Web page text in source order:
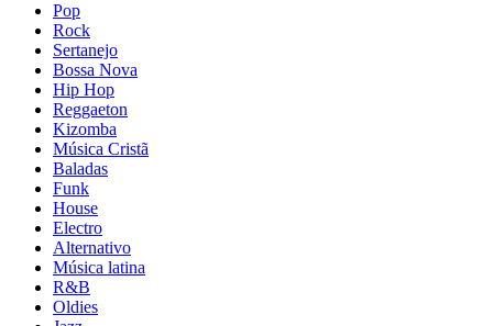
Pop
Rock
Sertanejo
Bossa Nova
Hip Hop
Reggaeton
Kizomba
Música Cristã
Baladas
Funk
House
Electro
Alternativo
Música latina
R&B
Oldies